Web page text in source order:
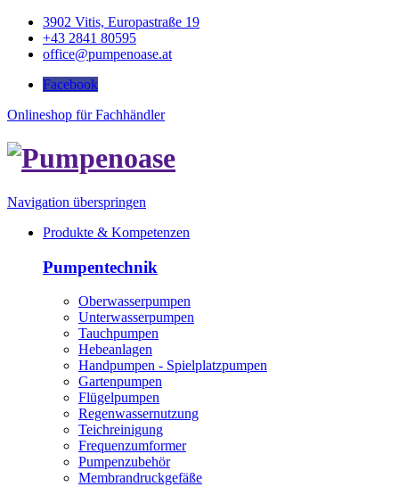
3902 Vitis, Europastraße 19
+43 2841 80595
office@pumpenoase.at
Facebook
Onlineshop für Fachhändler
Navigation überspringen
Produkte & Kompetenzen
Pumpentechnik
Oberwasserpumpen
Unterwasserpumpen
Tauchpumpen
Hebeanlagen
Handpumpen - Spielplatzpumpen
Gartenpumpen
Flügelpumpen
Regenwassernutzung
Teichreinigung
Frequenzumformer
Pumpenzubehör
Membrandruckgefäße